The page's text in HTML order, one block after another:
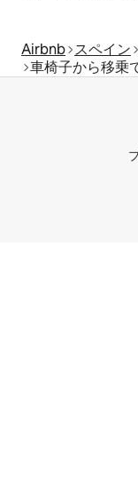
Airbnb スペイン
車椅子から移乗